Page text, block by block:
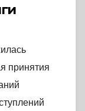
принятия